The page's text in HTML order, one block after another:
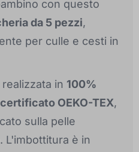
con questo
da 5 pezzi,
per culle e cesti in
in 100%
OEKO-TEX,
sulla pelle
L'imbottitura è in